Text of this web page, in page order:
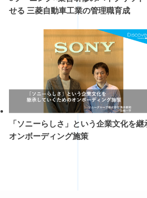
せる 三菱自動車工業の管理職育成
「ソニーらしさ」という企業文化を
オンボーディング施策